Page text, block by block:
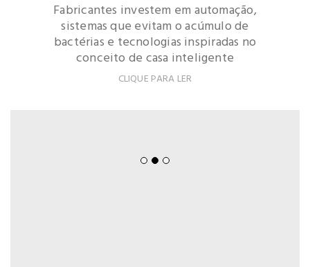
Fabricantes investem em automação,
sistemas que evitam o acúmulo de
bactérias e tecnologias inspiradas no
conceito de casa inteligente
CLIQUE PARA LER